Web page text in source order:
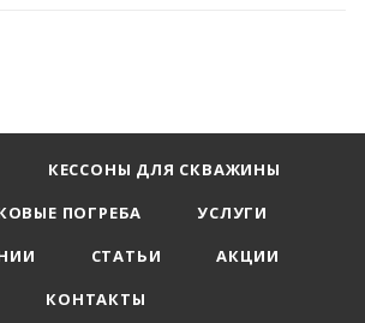
КЕССОНЫ ДЛЯ СКВАЖИНЫ
ПОГРЕБА
УСЛУГИ
СТАТЬИ
АКЦИИ
КОНТАКТЫ